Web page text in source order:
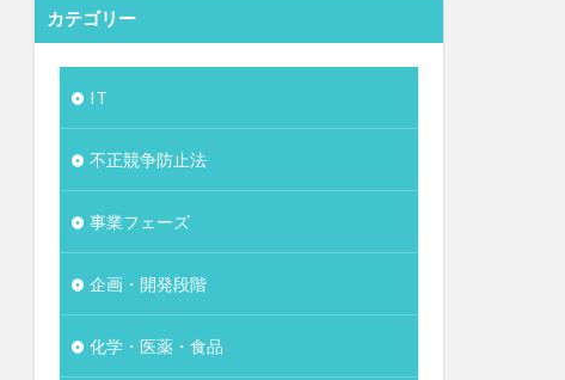
カテゴリー
IT
不正競争防止法
事業フェーズ
企画・開発段階
化学・医薬・食品